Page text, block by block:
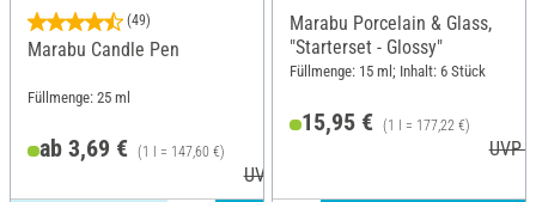
(49)
Marabu Candle Pen
Füllmenge: 25 ml
ab 3,69 € (1 l = 147,60 €)
UVP 4,39 €
Marabu Porcelain & Glass,
"Starterset - Glossy"
Füllmenge: 15 ml; Inhalt: 6 Stück
15,95 € (1 l = 177,22 €)
UVP